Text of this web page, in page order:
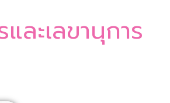
ละเลขานุการ